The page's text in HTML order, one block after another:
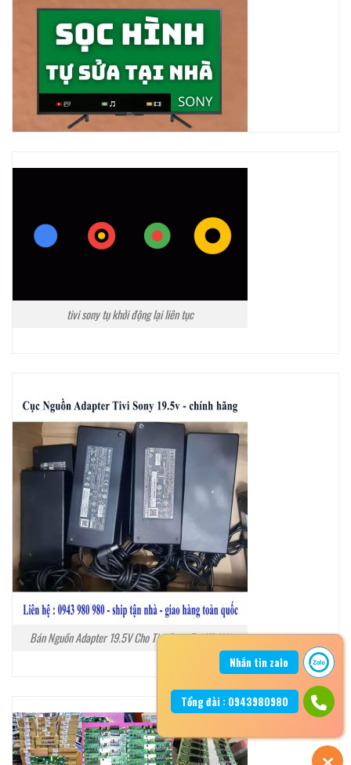
tivi sony tụ khởi động lại liên tục
Bán Nguồn Adapter 19.5V Cho Tivi Sony Tại Hà Nội
Nhắn tin zalo
Tổng đài : 0943980980